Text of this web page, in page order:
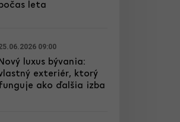
leta
09:00
Nový luxus bývania:
exteriér, ktorý
ako ďalšia izba